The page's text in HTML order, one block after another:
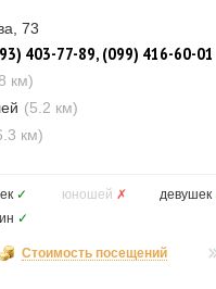
73
403-77-89, (099) 416-60-01
км)
(5.2 км)
км)
✓ юношей ✗ девушек
✓
Стоимость посещений